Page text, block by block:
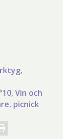
,
,Vin och
, picnick